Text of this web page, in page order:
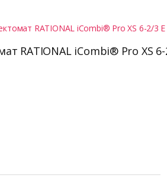
RATIONAL iCombi® Pro XS